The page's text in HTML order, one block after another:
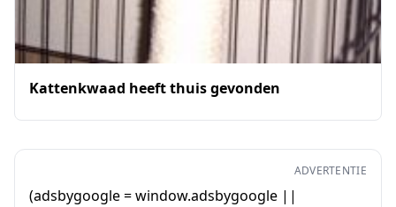
Kattenkwaad heeft thuis gevonden
ADVERTENTIE
(adsbygoogle = window.adsbygoogle ||